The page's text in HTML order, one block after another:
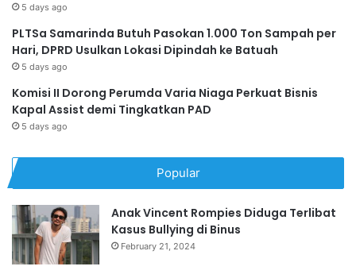
5 days ago
PLTSa Samarinda Butuh Pasokan 1.000 Ton Sampah per
Hari, DPRD Usulkan Lokasi Dipindah ke Batuah
5 days ago
Komisi II Dorong Perumda Varia Niaga Perkuat Bisnis
Kapal Assist demi Tingkatkan PAD
5 days ago
Popular
Anak Vincent Rompies Diduga Terlibat
Kasus Bullying di Binus
February 21, 2024